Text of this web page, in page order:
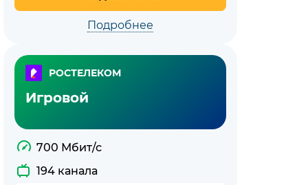
Подробнее
РОСТЕЛЕКОМ
Игровой
700 Мбит/с
194 канала